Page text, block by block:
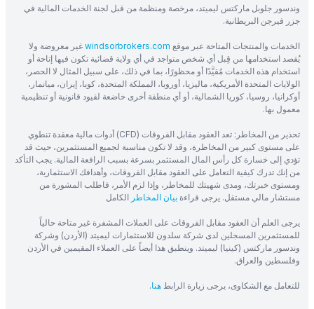
وندسور جلوبل ماركتس ليميتد، مرخصة ومنظمة من قبل لجنة الخدمات المالية في
جزر فيرجن البريطانية.
الخدمات والمنتجات المتاحة عبر موقع windsorbrokers.com غير معروضة ولا
يُقصد استخدامها من قِبل أي شخص متواجد في أي ولاية قضائية تكون فيها إتاحة أو
استخدام هذه الخدمات مُقيَّدًا أو محظورًا، بما في ذلك، على سبيل المثال لا الحصر،
الولايات المتحدة الأمريكية، ماليزيا، أوروبا، المملكة المتحدة، كوبا، إيران، ميانمار،
أوكرانيا، روسيا، كوريا الشمالية، أو أي منطقة أخرى خاضعة لقيود قانونية أو تنظيمية
معمول بها.
تحذير من المخاطر: تعد العقود مقابل الفروقات (CFD) أدوات مالية معقدة تنطوي
على مستوى كبير من المخاطرة، وقد لا تكون مناسبة لجميع المستثمرين، حيث قد
تؤدي إلى خسارة كل رأس المال المستثمر بسرعة بسبب الرافعة المالية. يجب التأكد
من إنك تدرك كيفية التعامل على العقود مقابل الفروقات، وأهدافك الاستثمارية،
ومستوى خبرتك، ومدى شهيتك للمخاطر، وإذا لزم الأمر، فاطلب المشورة من
مستشار مالي مستقل. يرجى قراءة بيان المخاطر الكامل
يرجى العلم أن العقود مقابل الفروقات على العملات المشفرة غير متاحة حالياً
للمستثمرين المسجلين لدى شركة سلدون للاستثمارات ليميتد (الأردن) وشركة
وندسور ماركتس (كينيا) ليميتد. وينطبق هذا أيضاً على العملاء المقيمين في الأردن
وفلسطين والعراق.
للتعامل مع الشكاوى، يرجى زيارة الرابط هنا.